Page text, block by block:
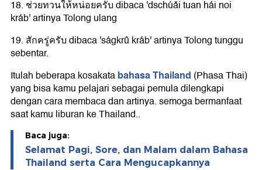
18. ช่วยทวนให้หน่อยครับ dibaca 'dschúǎi tuan hái noi
kráb' artinya Tolong ulang
19. สักครู่ครับ dibaca 'ságkrû kráb' artinya Tolong tunggu
sebentar.
Itulah beberapa kosakatabahasa Thailand (Phasa Thai)
yang bisa kamu pelajari sebagai pemula dilengkapi
dengan cara membaca dan artinya. semoga bermanfaat
saat kamu liburan ke Thailand..
Baca juga:
Selamat Pagi, Sore, dan Malam dalam Bahasa
Thailand serta Cara Mengucapkannya